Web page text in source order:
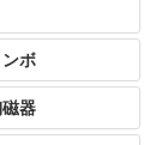
ボ
器